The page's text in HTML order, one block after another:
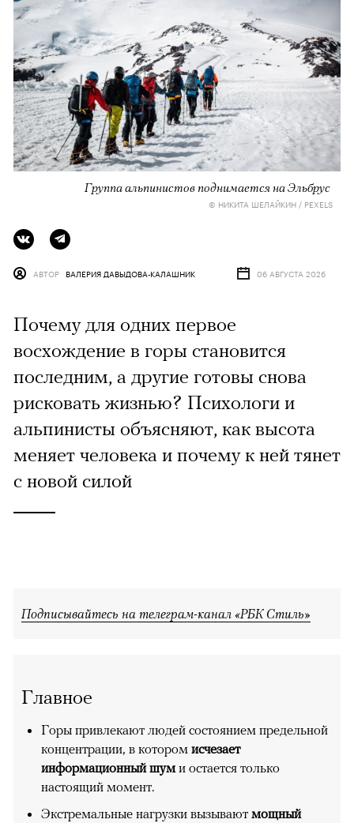
Группа альпинистов поднимается на Эльбрус
© НИКИТА ШЕЛАЙКИН / PEXELS
АВТОР ВАЛЕРИЯ ДАВЫДОВА-КАЛАШНИК 06 АВГУСТА 2026
Почему для одних первое
восхождение в горы становится
последним, а другие готовы снова
рисковать жизнью? Психологи и
альпинисты объясняют, как высота
меняет человека и почему к ней тянет
с новой силой
Подписывайтесь на телеграм-канал «РБК Стиль»
Главное
Горы привлекают людей состоянием предельной
концентрации, в котором исчезает
информационный шум и остается только
настоящий момент.
Экстремальные нагрузки вызывают мощный